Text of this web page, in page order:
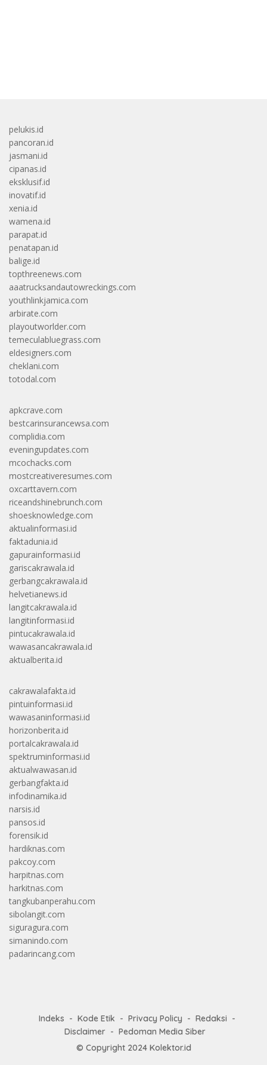
pelukis.id
pancoran.id
jasmani.id
cipanas.id
eksklusif.id
inovatif.id
xenia.id
wamena.id
parapat.id
penatapan.id
balige.id
topthreenews.com
aaatrucksandautowreckings.com
youthlinkjamica.com
arbirate.com
playoutworlder.com
temeculabluegrass.com
eldesigners.com
cheklani.com
totodal.com
apkcrave.com
bestcarinsurancewsa.com
complidia.com
eveningupdates.com
mcochacks.com
mostcreativeresumes.com
oxcarttavern.com
riceandshinebrunch.com
shoesknowledge.com
aktualinformasi.id
faktadunia.id
gapurainformasi.id
gariscakrawala.id
gerbangcakrawala.id
helvetianews.id
langitcakrawala.id
langitinformasi.id
pintucakrawala.id
wawasancakrawala.id
aktualberita.id
cakrawalafakta.id
pintuinformasi.id
wawasaninformasi.id
horizonberita.id
portalcakrawala.id
spektruminformasi.id
aktualwawasan.id
gerbangfakta.id
infodinamika.id
narsis.id
pansos.id
forensik.id
hardiknas.com
pakcoy.com
harpitnas.com
harkitnas.com
tangkubanperahu.com
sibolangit.com
siguragura.com
simanindo.com
padarincang.com
Indeks Kode Etik Privacy Policy
Redaksi
Disclaimer
Pedoman Media Siber
© Copyright 2024 Kolektor.id